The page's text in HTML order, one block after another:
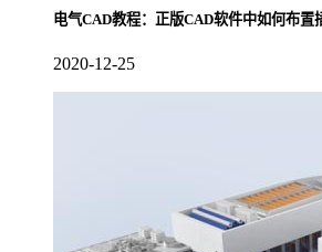
电气CAD教程：正版CAD软件中如何布置
2020-12-25